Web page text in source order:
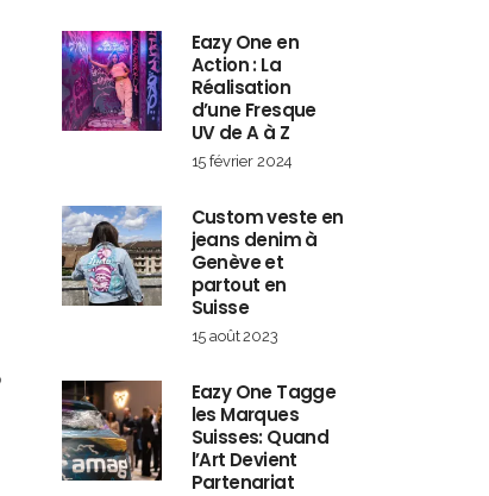
Eazy One en
Action : La
Réalisation
d’une Fresque
UV de A à Z
15 février 2024
Custom veste en
jeans denim à
Genève et
partout en
Suisse
15 août 2023
Eazy One Tagge
les Marques
Suisses: Quand
l’Art Devient
Partenariat